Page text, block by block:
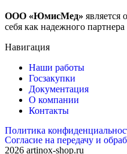
ООО «ЮмисМед»
себя как надежного
Навигация
Наши работы
Госзакупки
Документация
О компании
Контакты
Политика
Согласие на передачу и
2026 artinox-shop.ru